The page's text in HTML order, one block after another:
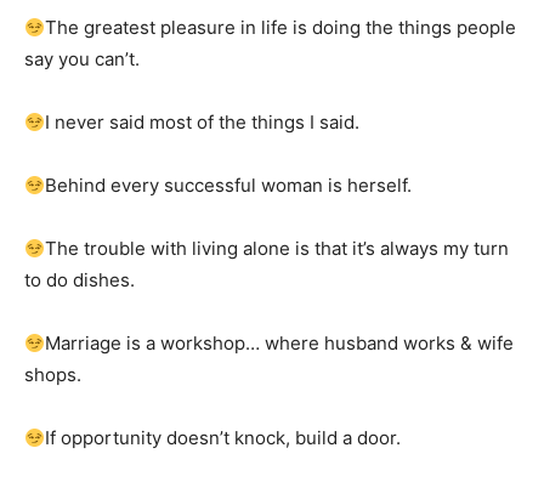
The greatest pleasure in life is doing the things people
say you can’t.
I never said most of the things I said.
Behind every successful woman is herself.
The trouble with living alone is that it’s always my turn
to do dishes.
Marriage is a workshop… where husband works & wife
shops.
If opportunity doesn’t knock, build a door.